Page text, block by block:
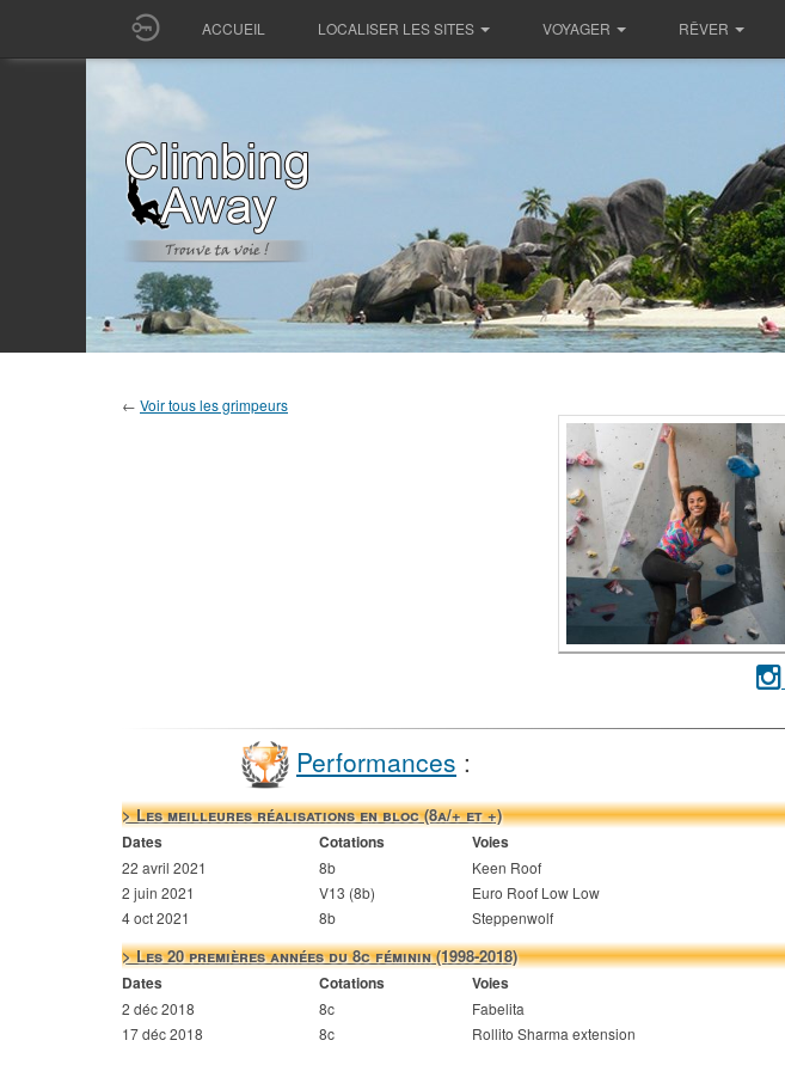
ACCUEIL LOCALISER LES SITES VOYAGER RÊVER
← Voir tous les grimpeurs
Performances :
> Les meilleures réalisations en bloc (8a/+ et +)
Dates Cotations Voies
22 avril 2021 8b Keen Roof
2 juin 2021
V13 (8b) Euro Roof Low Low
4 oct 2021
8b Steppenwolf
> Les 20 premières années du 8c féminin (1998-2018)
Dates Cotations Voies
2 déc 2018 8c Fabelita
17 déc 2018
8c Rollito Sharma extension